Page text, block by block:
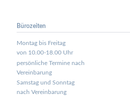
Bürozeiten
Montag bis Freitag
von 10.00-18.00 Uhr
persönliche Termine nach
Vereinbarung
Samstag und Sonntag
nach Vereinbarung